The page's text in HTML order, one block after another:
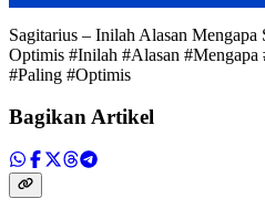
Sagitarius – Inilah Alasan
Optimis #Inilah #Alasan #Mengapa
#Paling #Optimis
Bagikan Artikel